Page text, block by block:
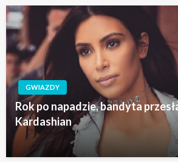
GWIAZDY
Rok po napadzie, bandyta
Kardashian